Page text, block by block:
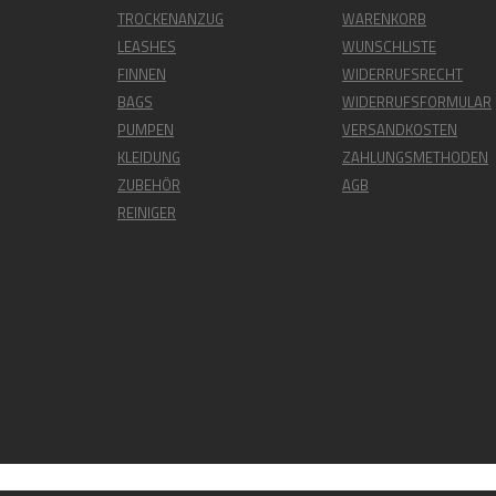
TROCKENANZUG
LEASHES
FINNEN
BAGS
PUMPEN
KLEIDUNG
ZUBEHÖR
REINIGER
WARENKORB
WUNSCHLISTE
WIDERRUFSRECHT
WIDERRUFSFORMULAR
VERSANDKOSTEN
ZAHLUNGSMETHODEN
AGB